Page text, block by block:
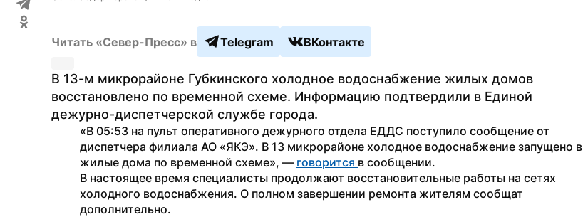
Читать «Север-Пресс» в Telegram ВКонтакте
В 13-м микрорайоне Губкинского холодное водоснабжение жилых домов
восстановлено по временной схеме. Информацию подтвердили в Единой
дежурно-диспетчерской службе города.
«В 05:53 на пульт оперативного дежурного отдела ЕДДС поступило сообщение от
диспетчера филиала АО «ЯКЭ». В 13 микрорайоне холодное водоснабжение запущено в
жилые дома по временной схеме», — говорится в сообщении.
В настоящее время специалисты продолжают восстановительные работы на сетях
холодного водоснабжения. О полном завершении ремонта жителям сообщат
дополнительно.